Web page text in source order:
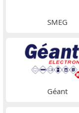
SMEG
Géant